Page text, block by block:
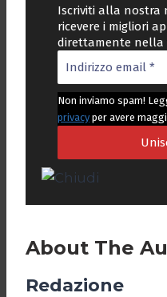
Iscriviti alla nostra
ricevere i migliori
direttamente nella
Non inviamo spam!
privacy per avere
About The
Redazione